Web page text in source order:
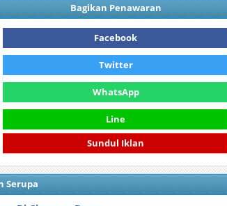
Bagikan Penawaran
Facebook
Twitter
WhatsApp
Line
Sundul Iklan
Serupa